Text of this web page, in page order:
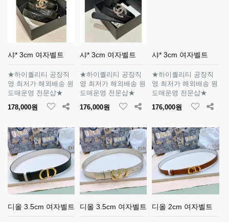
샤* 3cm 여자벨트
★하이퀄리티 공장직
영 최저가 해외배송 원
도매운영 전문샵★
178,000원
샤* 3cm 여자벨트
★하이퀄리티 공장직
영 최저가 해외배송 원
도매운영 전문샵★
176,000원
샤* 3cm 여자벨트
★하이퀄리티 공장직
영 최저가 해외배송 원
도매운영 전문샵★
176,000원
디올 3.5cm 여자벨트 디올 3.5cm 여자벨트 디올 2cm 여자벨트